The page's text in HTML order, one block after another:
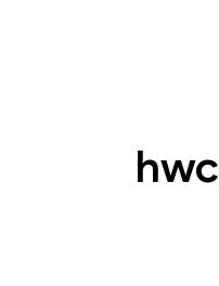
hwc